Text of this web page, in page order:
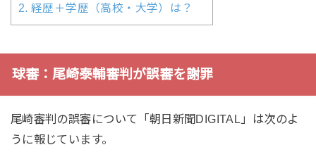
2. 経歴＋学歴（高校・大学）は？
球審：尾崎泰輔審判が誤審を謝罪
尾崎審判の誤審について「朝日新聞DIGITAL」は次のよ
うに報じています。